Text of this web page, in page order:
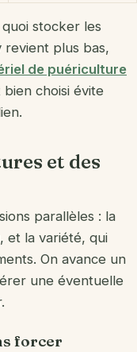
stocker les
revient plus bas,
de puériculture
choisi évite
et des
parallèles : la
et la variété, qui
On avance un
une éventuelle
forcer